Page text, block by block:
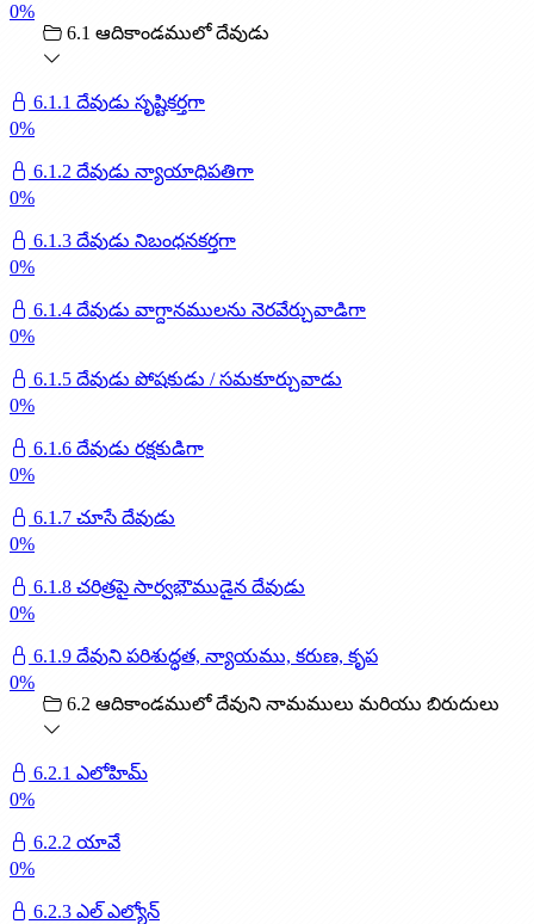
0%
6.1 ఆదికాండములో దేవుడు
6.1.1 దేవుడు సృష్టికర్తగా
0%
6.1.2 దేవుడు న్యాయాధిపతిగా
0%
6.1.3 దేవుడు నిబంధనకర్తగా
0%
6.1.4 దేవుడు వాగ్దానములను నెరవేర్చువాడిగా
0%
6.1.5 దేవుడు పోషకుడు / సమకూర్చువాడు
0%
6.1.6 దేవుడు రక్షకుడిగా
0%
6.1.7 చూసే దేవుడు
0%
6.1.8 చరిత్రపై సార్వభౌముడైన దేవుడు
0%
6.1.9 దేవుని పరిశుద్ధత, న్యాయము, కరుణ, కృప
0%
6.2 ఆదికాండములో దేవుని నామములు మరియు బిరుదులు
6.2.1 ఎలోహిమ్
0%
6.2.2 యావే
0%
6.2.3 ఎల్ ఎల్యోన్